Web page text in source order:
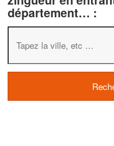
département… :